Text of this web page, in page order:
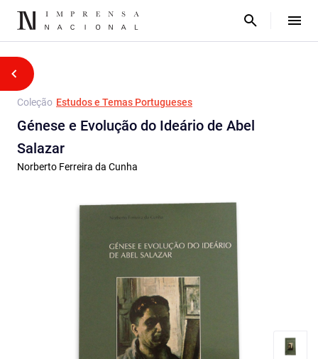
Coleção Estudos e Temas Portugueses
Génese e Evolução do Ideário de Abel
Salazar
Norberto Ferreira da Cunha